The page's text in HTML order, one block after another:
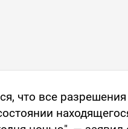
что все